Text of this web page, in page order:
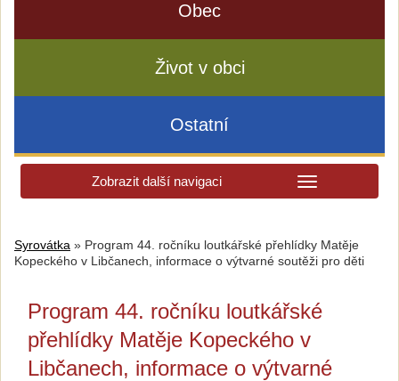
Obec
Život v obci
Ostatní
Zobrazit další navigaci
Syrovátka » Program 44. ročníku loutkářské přehlídky Matěje
Kopeckého v Libčanech, informace o výtvarné soutěži pro děti
Program 44. ročníku loutkářské
přehlídky Matěje Kopeckého v
Libčanech, informace o výtvarné